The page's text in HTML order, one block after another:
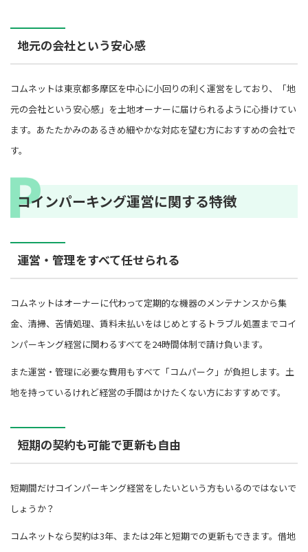
地元の会社という安心感
コムネットは東京都多摩区を中心に小回りの利く運営をしており、「地
元の会社という安心感」を土地オーナーに届けられるように心掛けてい
ます。あたたかみのあるきめ細やかな対応を望む方におすすめの会社で
す。
コインパーキング運営に関する特徴
運営・管理をすべて任せられる
コムネットはオーナーに代わって定期的な機器のメンテナンスから集
金、清掃、苦情処理、賃料未払いをはじめとするトラブル処置までコイ
ンパーキング経営に関わるすべてを24時間体制で請け負います。
また運営・管理に必要な費用もすべて「コムパーク」が負担します。土
地を持っているけれど経営の手間はかけたくない方におすすめです。
短期の契約も可能で更新も自由
短期間だけコインパーキング経営をしたいという方もいるのではないで
しょうか？
コムネットなら契約は3年、または2年と短期での更新もできます。借地